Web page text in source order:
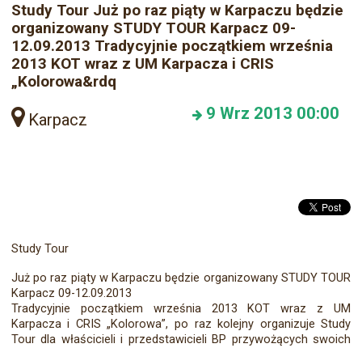
Study Tour Już po raz piąty w Karpaczu będzie
organizowany STUDY TOUR Karpacz 09-
12.09.2013 Tradycyjnie początkiem września
2013 KOT wraz z UM Karpacza i CRIS
„Kolorowa&rdq
Karpacz 9 Wrz 2013 00:00
Study Tour
Już po raz piąty w Karpaczu będzie organizowany STUDY TOUR
Karpacz 09-12.09.2013
Tradycyjnie początkiem września 2013 KOT wraz z UM
Karpacza i CRIS „Kolorowa”, po raz kolejny organizuje Study
Tour dla właścicieli i przedstawicieli BP przywożących swoich